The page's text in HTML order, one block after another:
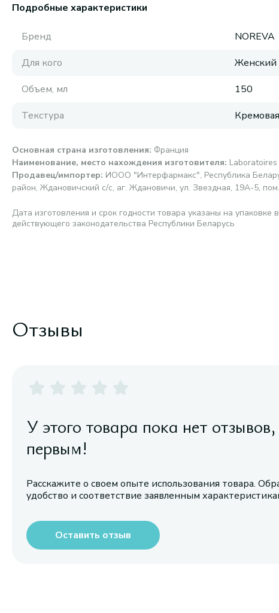
Подробные характеристики
Бренд
NOREVA
Для кого
Женский
Объем, мл
150
Текстура
Кремовая
Основная страна изготовления: Франция
Наименование, место нахождения изготовителя:
Продавец/импортер: ИООО "Интерфармакс", Республика
район, Ждановичский с/с, аг. Ждановичи, ул. Звездная, 19А-5,
Дата изготовления и срок годности товара указаны на упаковке
действующего законодательства Республики Беларусь
Отзывы
У этого товара пока нет
первым!
Расскажите о своем опыте использования товара.
удобство и соответствие заявленным
Оставить отзыв